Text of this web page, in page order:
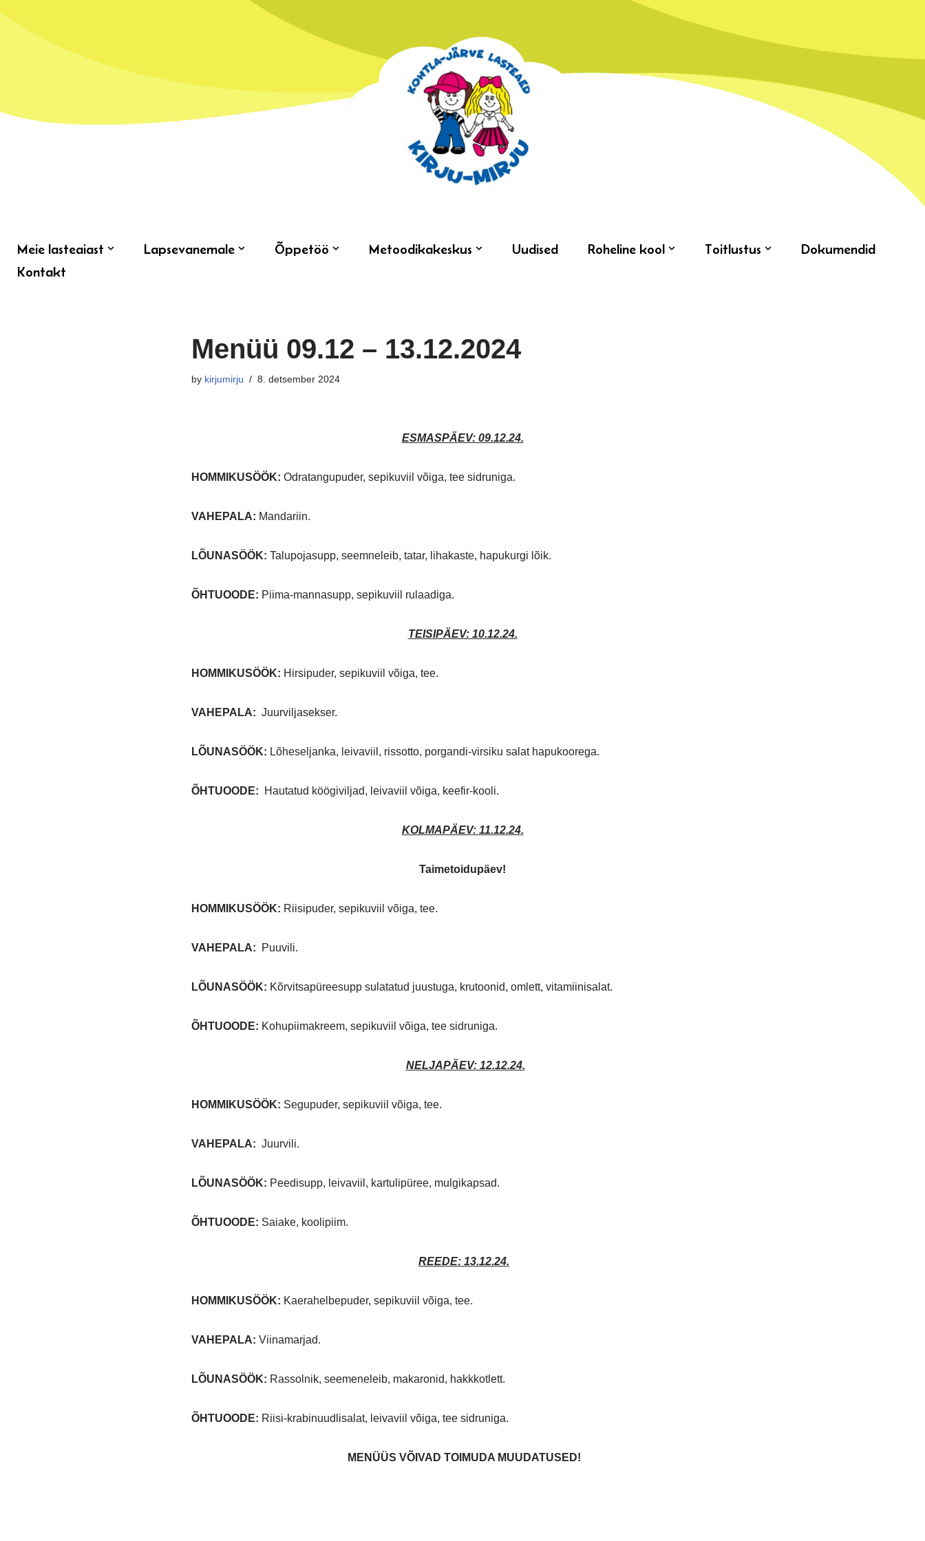
Meie lasteaiast Lapsevanemale Õppetöö Metoodikakeskus Uudised Roheline kool Toitlustus
Dokumendid
Kontakt
Menüü 09.12 – 13.12.2024
by kirjumirju 8. detsember 2024
ESMASPÄEV: 09.12.24.
HOMMIKUSÖÖK: Odratangupuder, sepikuviil võiga, tee sidruniga.
VAHEPALA: Mandariin.
LÕUNASÖÖK: Talupojasupp, seemneleib, tatar, lihakaste, hapukurgi lõik.
ÕHTUOODE: Piima-mannasupp, sepikuviil rulaadiga.
TEISIPÄEV: 10.12.24.
HOMMIKUSÖÖK: Hirsipuder, sepikuviil võiga, tee.
VAHEPALA: Juurviljasekser.
LÕUNASÖÖK: Lõheseljanka, leivaviil, rissotto, porgandi-virsiku salat hapukoorega.
ÕHTUOODE: Hautatud köögiviljad, leivaviil võiga, keefir-kooli.
KOLMAPÄEV: 11.12.24.
Taimetoidupäev!
HOMMIKUSÖÖK: Riisipuder, sepikuviil võiga, tee.
VAHEPALA: Puuvili.
LÕUNASÖÖK: Kõrvitsapüreesupp sulatatud juustuga, krutoonid, omlett, vitamiinisalat.
ÕHTUOODE: Kohupiimakreem, sepikuviil võiga, tee sidruniga.
NELJAPÄEV: 12.12.24.
HOMMIKUSÖÖK: Segupuder, sepikuviil võiga, tee.
VAHEPALA: Juurvili.
LÕUNASÖÖK: Peedisupp, leivaviil, kartulipüree, mulgikapsad.
ÕHTUOODE: Saiake, koolipiim.
REEDE: 13.12.24.
HOMMIKUSÖÖK: Kaerahelbepuder, sepikuviil võiga, tee.
VAHEPALA: Viinamarjad.
LÕUNASÖÖK: Rassolnik, seemeneleib, makaronid, hakkkotlett.
ÕHTUOODE: Riisi-krabinuudlisalat, leivaviil võiga, tee sidruniga.
MENÜÜS VÕIVAD TOIMUDA MUUDATUSED!